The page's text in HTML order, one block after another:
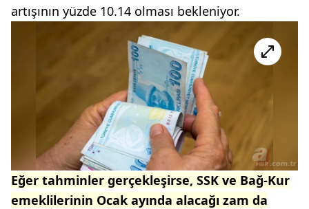
artışının yüzde 10.14 olması bekleniyor.
Eğer tahminler gerçekleşirse, SSK ve Bağ-Kur
emeklilerinin Ocak ayında alacağı zam da